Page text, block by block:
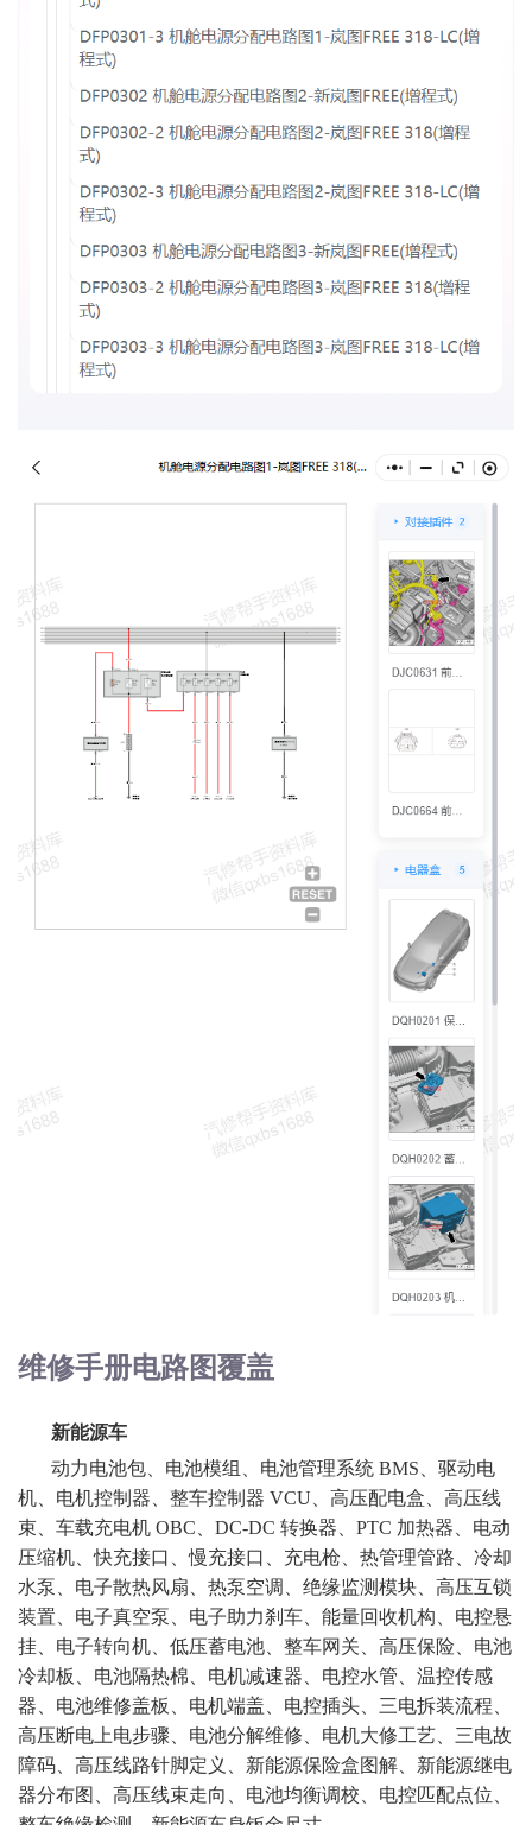
维修手册电路图覆盖
新能源车
动力电池包、电池模组、电池管理系统 BMS、驱动电
机、电机控制器、整车控制器 VCU、高压配电盒、高压线
束、车载充电机 OBC、DC-DC 转换器、PTC 加热器、电动
压缩机、快充接口、慢充接口、充电枪、热管理管路、冷却
水泵、电子散热风扇、热泵空调、绝缘监测模块、高压互锁
装置、电子真空泵、电子助力刹车、能量回收机构、电控悬
挂、电子转向机、低压蓄电池、整车网关、高压保险、电池
冷却板、电池隔热棉、电机减速器、电控水管、温控传感
器、电池维修盖板、电机端盖、电控插头、三电拆装流程、
高压断电上电步骤、电池分解维修、电机大修工艺、三电故
障码、高压线路针脚定义、新能源保险盒图解、新能源继电
器分布图、高压线束走向、电池均衡调校、电控匹配点位、